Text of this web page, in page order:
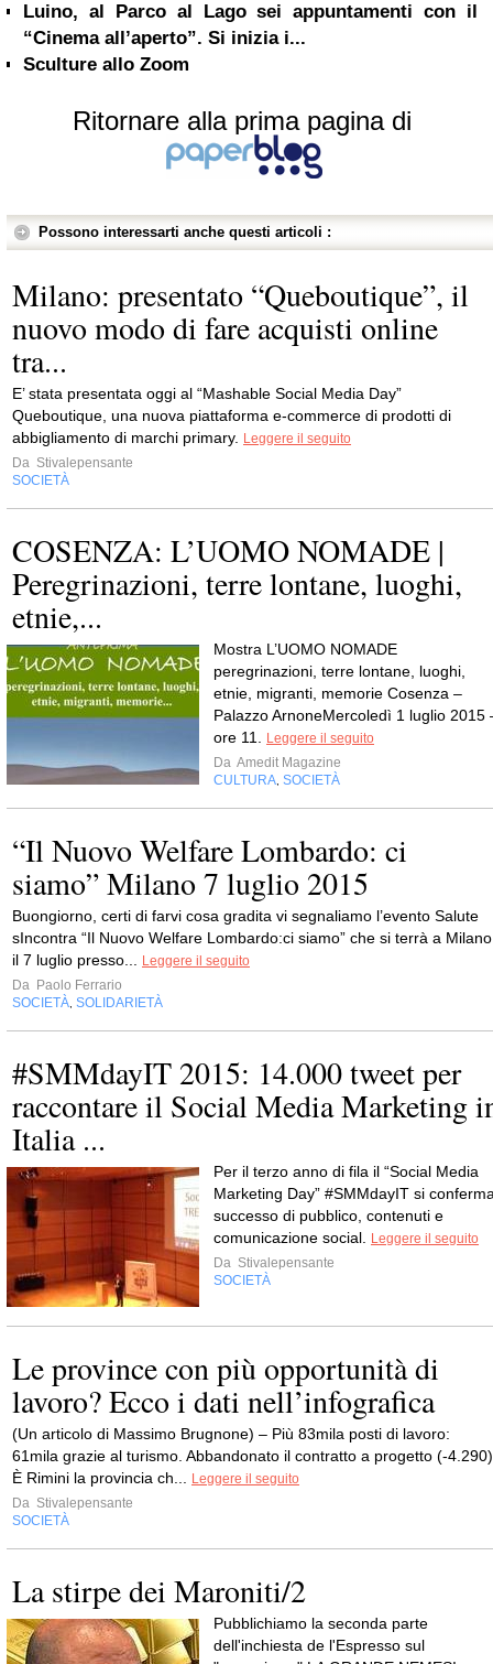
Luino, al Parco al Lago sei appuntamenti con il
“Cinema all’aperto”. Si inizia i...
Sculture allo Zoom
Ritornare alla prima pagina di
Possono interessarti anche questi articoli :
Milano: presentato “Queboutique”, il
nuovo modo di fare acquisti online
tra...
E’ stata presentata oggi al “Mashable Social Media Day”
Queboutique, una nuova piattaforma e-commerce di prodotti di
abbigliamento di marchi primary.
Leggere il seguito
Da Stivalepensante
SOCIETÀ
COSENZA: L’UOMO NOMADE |
Peregrinazioni, terre lontane, luoghi,
etnie,...
Mostra L’UOMO NOMADE
peregrinazioni, terre lontane, luoghi,
etnie, migranti, memorie Cosenza –
Palazzo ArnoneMercoledì 1 luglio 2015
ore 11.
Leggere il seguito
Da Amedit Magazine
CULTURA SOCIETÀ
“Il Nuovo Welfare Lombardo: ci
siamo” Milano 7 luglio 2015
Buongiorno, certi di farvi cosa gradita vi segnaliamo l’evento Salute
sIncontra “Il Nuovo Welfare Lombardo:ci siamo” che si terrà a Milano
il 7 luglio presso...
Leggere il seguito
Da Paolo Ferrario
SOCIETÀ SOLIDARIETÀ
#SMMdayIT 2015: 14.000 tweet per
raccontare il Social Media Marketing
Italia ...
Per il terzo anno di fila il “Social Media
Marketing Day” #SMMdayIT si
successo di pubblico, contenuti e
comunicazione social.
Leggere il seguito
Da Stivalepensante
SOCIETÀ
Le province con più opportunità di
lavoro? Ecco i dati nell’infografica
(Un articolo di Massimo Brugnone) – Più 83mila posti di lavoro:
61mila grazie al turismo. Abbandonato il contratto a progetto (-
È Rimini la provincia ch...
Leggere il seguito
Da Stivalepensante
SOCIETÀ
La stirpe dei Maroniti/2
Pubblichiamo la seconda parte
dell'inchiesta de l'Espresso sul